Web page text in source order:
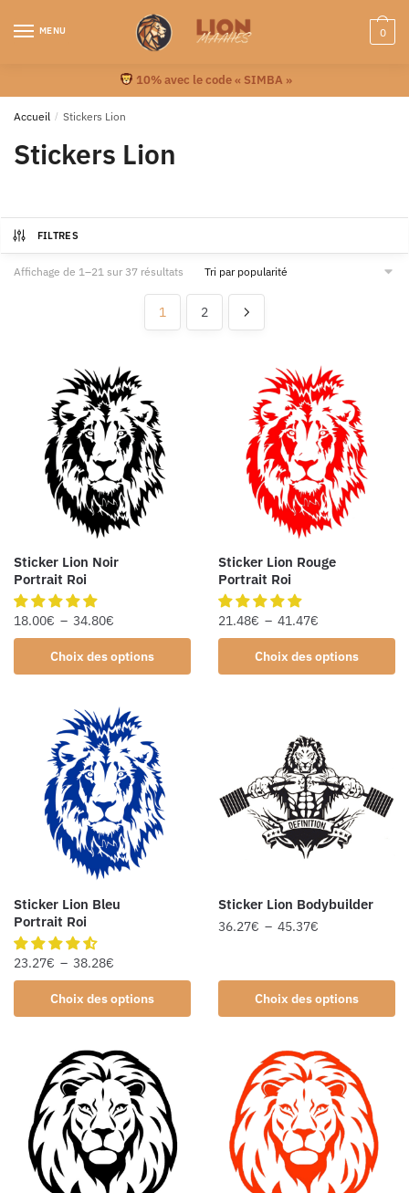
MENU 0
10% avec le code « SIMBA »
Accueil / Stickers Lion
Stickers Lion
FILTRES
Affichage de 1–21 sur 37 résultats
1 2
Sticker Lion Noir
Portrait Roi
18.00€ – 34.80€
Choix des options
Sticker Lion Rouge
Portrait Roi
21.48€ – 41.47€
Choix des options
Sticker Lion Bleu
Portrait Roi
23.27€ – 38.28€
Choix des options
Sticker Lion Bodybuilder
36.27€ – 45.37€
Choix des options